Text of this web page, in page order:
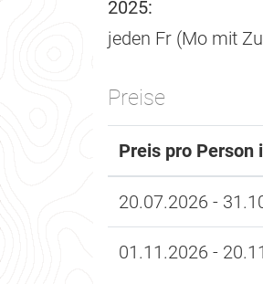
2025:
jeden Fr (Mo mit
Preise
Preis pro Person
20.07.2026 -
01.11.2026 -